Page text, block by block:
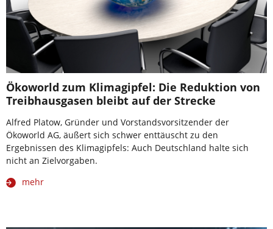
Ökoworld zum Klimagipfel: Die Reduktion von
Treibhausgasen bleibt auf der Strecke
Alfred Platow, Gründer und Vorstandsvorsitzender der
Ökoworld AG, äußert sich schwer enttäuscht zu den
Ergebnissen des Klimagipfels: Auch Deutschland halte sich
nicht an Zielvorgaben.
mehr